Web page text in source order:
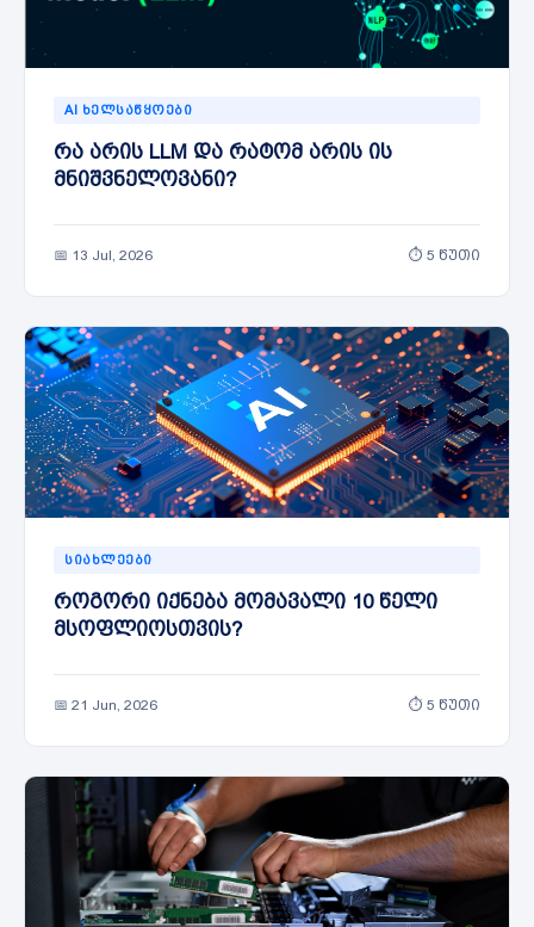
AI ᲮᲔᲚᲡᲐᲬᲧᲝᲔᲑᲘ
რა არის LLM და რატომ არის ის
მნიშვნელოვანი?
📅 13 Jul, 2026 ⏱ 5 წუთი
ᲡᲘᲐᲮᲚᲔᲔᲑᲘ
როგორი იქნება მომავალი 10 წელი
მსოფლიოსთვის?
📅 21 Jun, 2026 ⏱ 5 წუთი